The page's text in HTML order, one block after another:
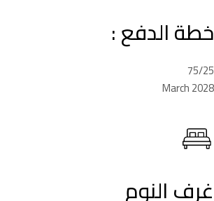
خطة الدفع :
75/25
March 2028
غرف النوم